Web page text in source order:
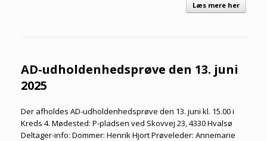
Læs mere her
AD-udholdenhedsprøve den 13. juni
2025
Der afholdes AD-udholdenhedsprøve den 13. juni kl. 15.00 i
Kreds 4. Mødested: P-pladsen ved Skovvej 23, 4330 Hvalsø
Deltager-info: Dommer: Henrik Hjort Prøveleder: Annemarie